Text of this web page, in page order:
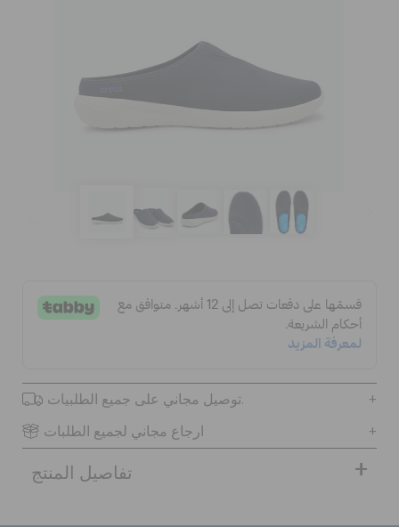
كروكس لمكان العمل
مميز
توصيل مجاني على جميع الطلبيات.
ارجاع مجاني لجميع الطلبات
تفاصيل المنتج